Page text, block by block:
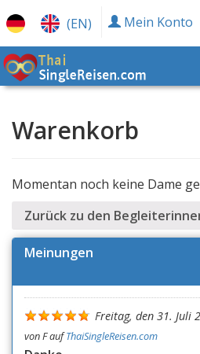
(EN) Mein Konto
Warenkorb
Momentan noch keine Dame
Zurück zu den
Meinungen
Freitag, den 31. Juli
vonFaufThaiSingleReisen.com